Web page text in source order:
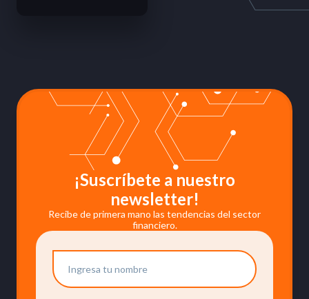
¡Suscríbete a nuestro
newsletter!
Recibe de primera mano las tendencias del sector
financiero.